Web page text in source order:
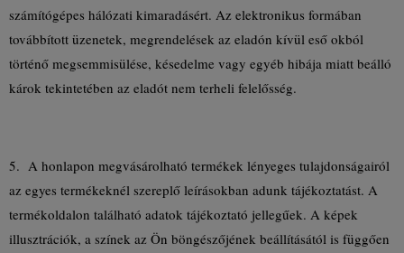
számítógépes hálózati kimaradásért. Az elektronikus formában
továbbított üzenetek, megrendelések az eladón kívül eső okból
történő megsemmisülése, késedelme vagy egyéb hibája miatt beálló
károk tekintetében az eladót nem terheli felelősség.
5. A honlapon megvásárolható termékek lényeges tulajdonságairól
az egyes termékeknél szereplő leírásokban adunk tájékoztatást. A
termékoldalon található adatok tájékoztató jellegűek. A képek
illusztrációk, a színek az Ön böngészőjének beállításától is függően